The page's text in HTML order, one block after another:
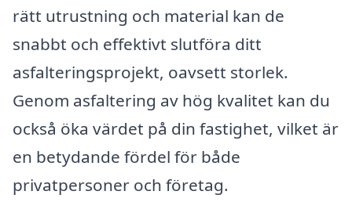
rätt utrustning och material kan de
snabbt och effektivt slutföra ditt
asfalteringsprojekt, oavsett storlek.
Genom asfaltering av hög kvalitet kan du
också öka värdet på din fastighet, vilket är
en betydande fördel för både
privatpersoner och företag.